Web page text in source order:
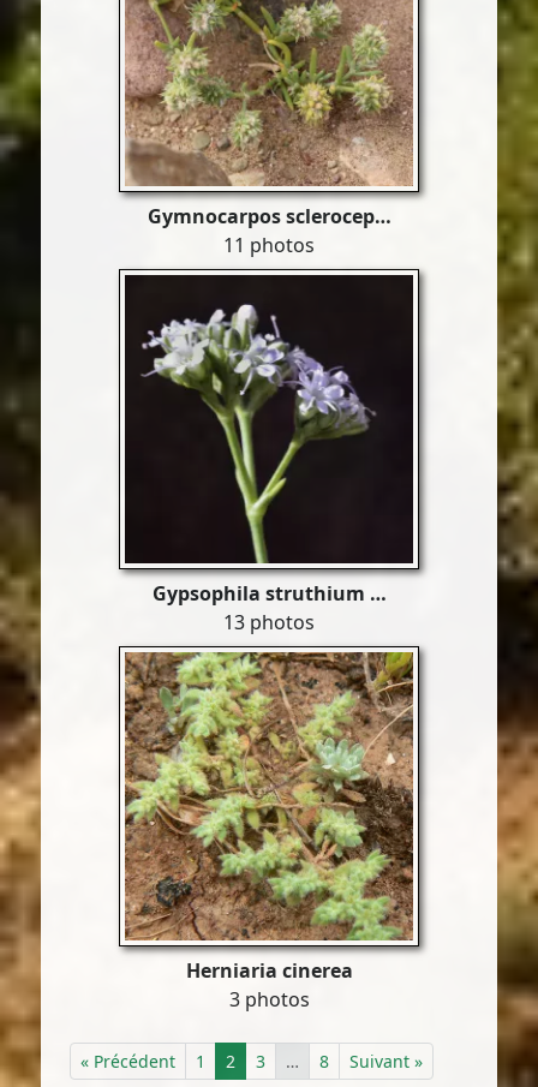
Gymnocarpos sclerocep…
11 photos
Gypsophila struthium …
13 photos
Herniaria cinerea
3 photos
« Précédent 1 2 3 … 8 Suivant »